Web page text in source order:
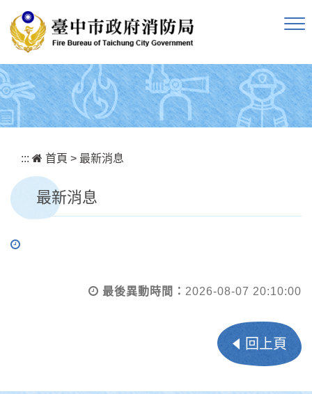
::: 首頁 > 最新消息
最新消息
最後異動時間： 2026-08-07 20:10:00
回上頁